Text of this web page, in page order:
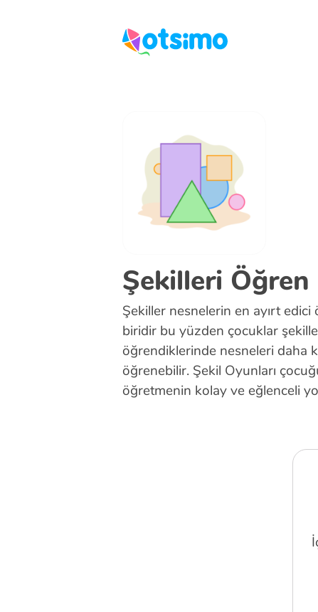
Şekilleri Öğren
Şekiller nesnelerin en ayırt edici
biridir bu yüzden çocuklar
öğrendiklerinde nesneleri daha
öğrenebilir. Şekil Oyunları
öğretmenin kolay ve eğlenceli